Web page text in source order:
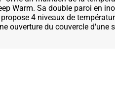
Warm. Sa double paroi en
4 niveaux de
ouverture du couvercle d'une